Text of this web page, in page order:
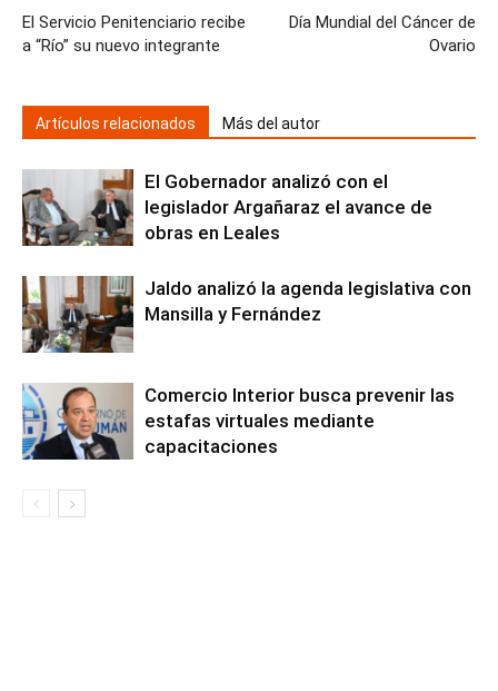
El Servicio Penitenciario recibe
a “Río” su nuevo integrante
Día Mundial del Cáncer de
Ovario
Artículos relacionados Más del autor
El Gobernador analizó con el
legislador Argañaraz el avance de
obras en Leales
Jaldo analizó la agenda legislativa con
Mansilla y Fernández
Comercio Interior busca prevenir las
estafas virtuales mediante
capacitaciones